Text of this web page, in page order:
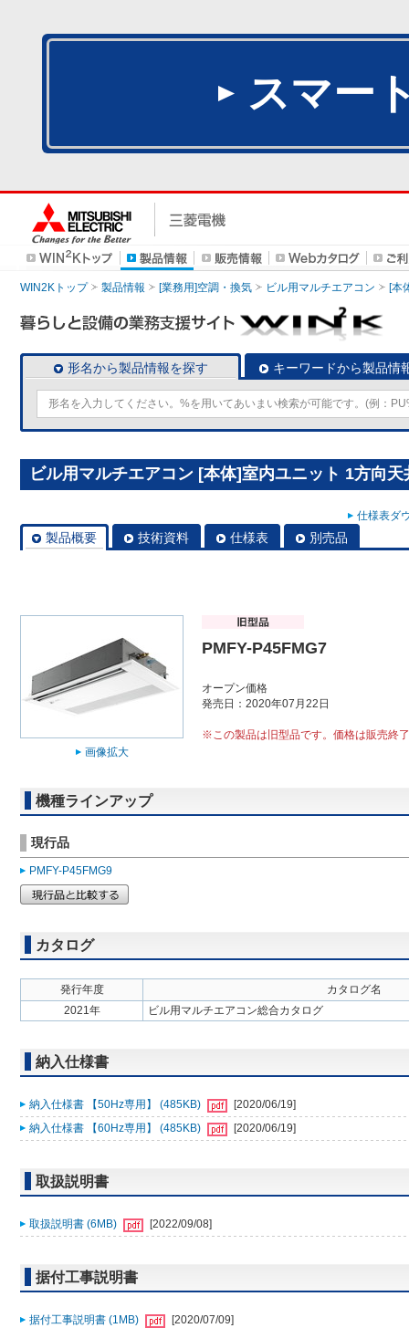
スマー
WIN2Kトップ 製品情報 [業務用]空調・換気 ビル用マルチエアコン [本
形名から製品情報を探す キーワードから製品情
ビル用マルチエアコン [本体]室内ユニット 1方向
仕様表ダ
製品概要 技術資料 仕様表 別売品
画像拡大
PMFY-P45FMG7
オープン価格
発売日：2020年07月22日
※この製品は旧型品です。価格は販売終
機種ラインアップ
現行品
PMFY-P45FMG9
カタログ
発行年度
カタログ名
2021年
ビル用マルチエアコン総合カタログ
納入仕様書
納入仕様書 【50Hz専用】 (485KB)
[2020/06/19]
納入仕様書 【60Hz専用】 (485KB)
[2020/06/19]
取扱説明書
取扱説明書 (6MB) [2022/09/08]
据付工事説明書
据付工事説明書 (1MB)
[2020/07/09]